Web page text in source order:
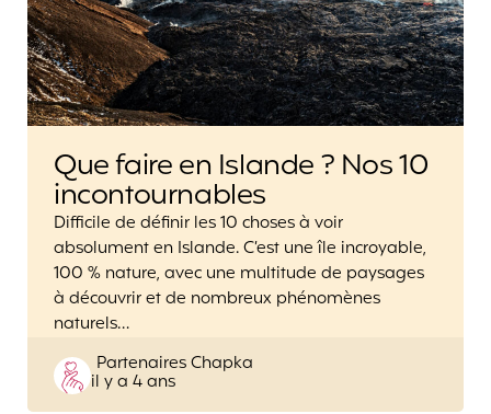
Que faire en Islande ? Nos 10
incontournables
Difficile de définir les 10 choses à voir
absolument en Islande. C’est une île incroyable,
100 % nature, avec une multitude de paysages
à découvrir et de nombreux phénomènes
naturels…
Posted
by
Partenaires Chapka
il y a 4 ans